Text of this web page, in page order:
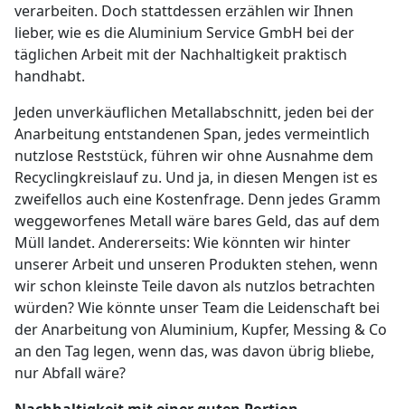
verarbeiten. Doch stattdessen erzählen wir Ihnen
lieber, wie es die Aluminium Service GmbH bei der
täglichen Arbeit mit der Nachhaltigkeit praktisch
handhabt.
Jeden unverkäuflichen Metallabschnitt, jeden bei der
Anarbeitung entstandenen Span, jedes vermeintlich
nutzlose Reststück, führen wir ohne Ausnahme dem
Recyclingkreislauf zu. Und ja, in diesen Mengen ist es
zweifellos auch eine Kostenfrage. Denn jedes Gramm
weggeworfenes Metall wäre bares Geld, das auf dem
Müll landet. Andererseits: Wie könnten wir hinter
unserer Arbeit und unseren Produkten stehen, wenn
wir schon kleinste Teile davon als nutzlos betrachten
würden? Wie könnte unser Team die Leidenschaft bei
der Anarbeitung von Aluminium, Kupfer, Messing & Co
an den Tag legen, wenn das, was davon übrig bliebe,
nur Abfall wäre?